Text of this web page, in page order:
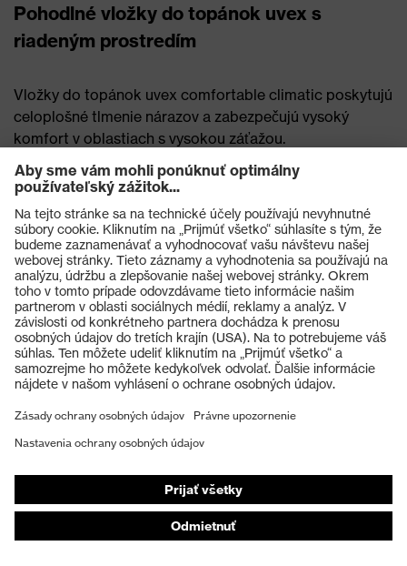
Pohodlné vložky do topánok uvex s
riadeným prostredím
Vložky do topánok uvex comfortable climatic poskytujú
celoplošné tlmenie nárazov a zabezpečujú vysoký
komfort v oblastiach s vysokou záťažou.
Vlastnosti vložiek do topánok uvex:
mimoriadne priedušné materiály absorbujúce
vlhkosť
zóny tlmenia nárazov podporujú prirodzený pohyb
chodidla
nedráždivý, komfortný povrchový materiál